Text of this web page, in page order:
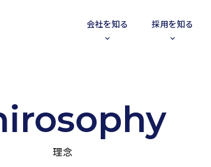
会社を知る 採用を知る
理念